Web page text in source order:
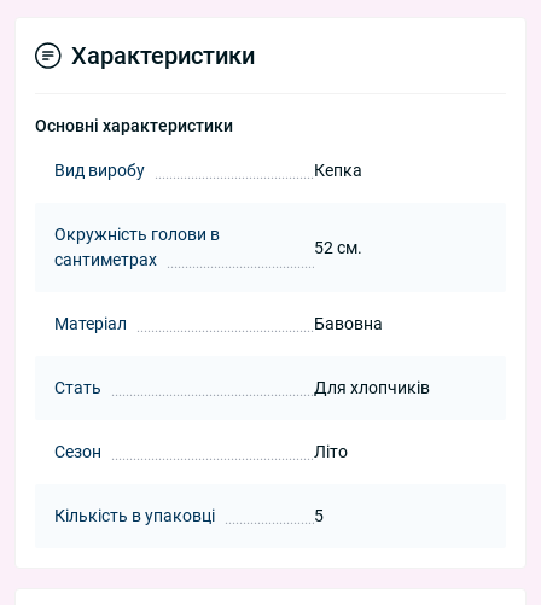
Характеристики
Основні характеристики
Вид виробу Кепка
Окружність голови в
сантиметрах
52 см.
Матеріал Бавовна
Стать Для хлопчиків
Сезон Літо
Кількість в упаковці 5